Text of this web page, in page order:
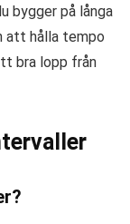
bygger på långa
att hålla tempo
bra lopp från